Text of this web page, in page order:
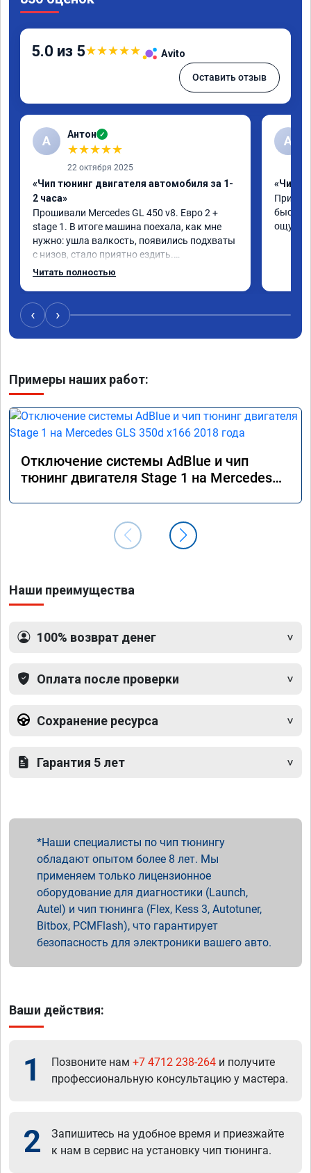
5.0 из 5★★★★★ Avito
Оставить отзыв
А Антон ✓
★★★★★
22 октября 2025
«Чип тюнинг двигателя автомобиля за 1-
2 часа»
Прошивали Mercedes GL 450 v8. Евро 2 +
stage 1. В итоге машина поехала, как мне
нужно: ушла валкость, появились подхваты
с низов, стало приятно ездить.
Одни из лучших трат, в авто! 🔥
Читать полностью
A
«Чип
‹ ›
Примеры наших работ:
Отключение системы AdBlue и чип
тюнинг двигателя Stage 1 на Mercedes
Наши преимущества
100% возврат денег
Оплата после проверки
Сохранение ресурса
Гарантия 5 лет
Наши специалисты по чип тюнингу
обладают опытом более 8 лет. Мы
применяем только лицензионное
оборудование для диагностики (Launch,
Autel) и чип тюнинга (Flex, Kess 3, Autotuner,
Bitbox, PCMFlash), что гарантирует
безопасность для электроники вашего авто.
Ваши действия:
1 Позвоните нам +7 4712 238-264 и получите
профессиональную консультацию у мастера.
2
Запишитесь на удобное время и приезжайте
к нам в сервис на установку чип тюнинга.